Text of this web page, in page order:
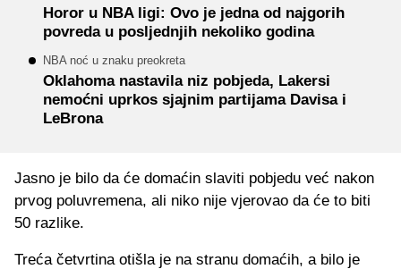
Horor u NBA ligi: Ovo je jedna od najgorih
povreda u posljednjih nekoliko godina
NBA noć u znaku preokreta
Oklahoma nastavila niz pobjeda, Lakersi
nemoćni uprkos sjajnim partijama Davisa i
LeBrona
Jasno je bilo da će domaćin slaviti pobjedu već nakon
prvog poluvremena, ali niko nije vjerovao da će to biti
50 razlike.
Treća četvrtina otišla je na stranu domaćih, a bilo je